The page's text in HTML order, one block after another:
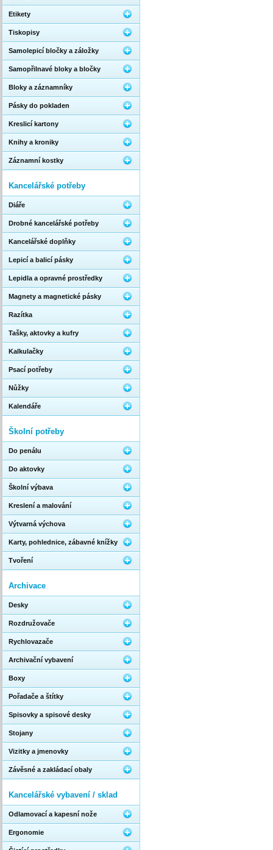
Etikety
Tiskopisy
Samolepicí bločky a záložky
Samopřilnavé bloky a bločky
Bloky a záznamníky
Pásky do pokladen
Kreslicí kartony
Knihy a kroniky
Záznamní kostky
Kancelářské potřeby
Diáře
Drobné kancelářské potřeby
Kancelářské doplňky
Lepicí a balicí pásky
Lepidla a opravné prostředky
Magnety a magnetické pásky
Razítka
Tašky, aktovky a kufry
Kalkulačky
Psací potřeby
Nůžky
Kalendáře
Školní potřeby
Do penálu
Do aktovky
Školní výbava
Kreslení a malování
Výtvarná výchova
Karty, pohlednice, zábavné knížky
Tvoření
Archivace
Desky
Rozdružovače
Rychlovazače
Archivační vybavení
Boxy
Pořadače a štítky
Spisovky a spisové desky
Stojany
Vizitky a jmenovky
Závěsné a zakládací obaly
Kancelářské vybavení / sklad
Odlamovací a kapesní nože
Ergonomie